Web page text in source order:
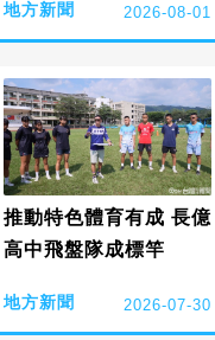
地方新聞 2026-08-01
推動特色體育有成 長億
高中飛盤隊成標竿
地方新聞 2026-07-30